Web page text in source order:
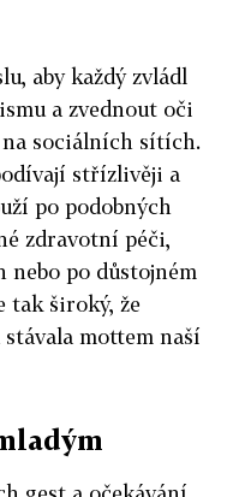
aby každý zvládl
a zvednout oči
sociálních sítích.
střízlivěji a
po podobných
zdravotní péči,
nebo po důstojném
tak široký, že
stávala mottem naší